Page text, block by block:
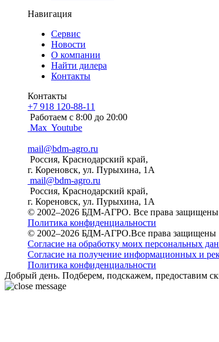
Навигация
Сервис
Новости
О компании
Найти дилера
Контакты
Контакты
+7 918 120-88-11
Работаем c 8:00 до 20:00
Max Youtube
mail@bdm-agro.ru
Россия, Краснодарский край,
г. Кореновск, ул. Пурыхина, 1А
mail@bdm-agro.ru
Россия, Краснодарский край,
г. Кореновск, ул. Пурыхина, 1А
© 2002–2026 БДМ-АГРО. Все права защищены
Политика конфиденциальности
© 2002–2026 БДМ-АГРО.Все права защищены
Согласие на обработку моих персональных
Согласие на получение информационных и
Политика конфиденциальности
Добрый день. Подберем, подскажем, предоставим